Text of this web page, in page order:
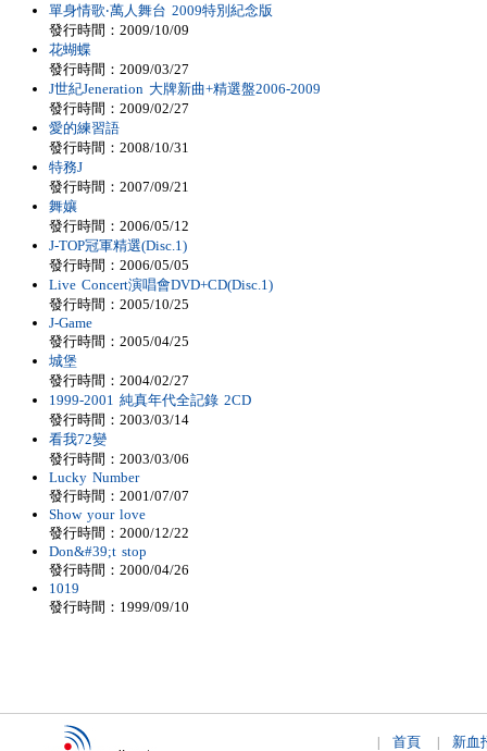
單身情歌‧萬人舞台 2009特別紀念版
發行時間：2009/10/09
花蝴蝶
發行時間：2009/03/27
J世紀Jeneration 大牌新曲+精選盤2006-2009
發行時間：2009/02/27
愛的練習語
發行時間：2008/10/31
特務J
發行時間：2007/09/21
舞孃
發行時間：2006/05/12
J-TOP冠軍精選(Disc.1)
發行時間：2006/05/05
Live Concert演唱會DVD+CD(Disc.1)
發行時間：2005/10/25
J-Game
發行時間：2005/04/25
城堡
發行時間：2004/02/27
1999-2001 純真年代全記錄 2CD
發行時間：2003/03/14
看我72變
發行時間：2003/03/06
Lucky Number
發行時間：2001/07/07
Show your love
發行時間：2000/12/22
Don&#39;t stop
發行時間：2000/04/26
1019
發行時間：1999/09/10
首頁 新血